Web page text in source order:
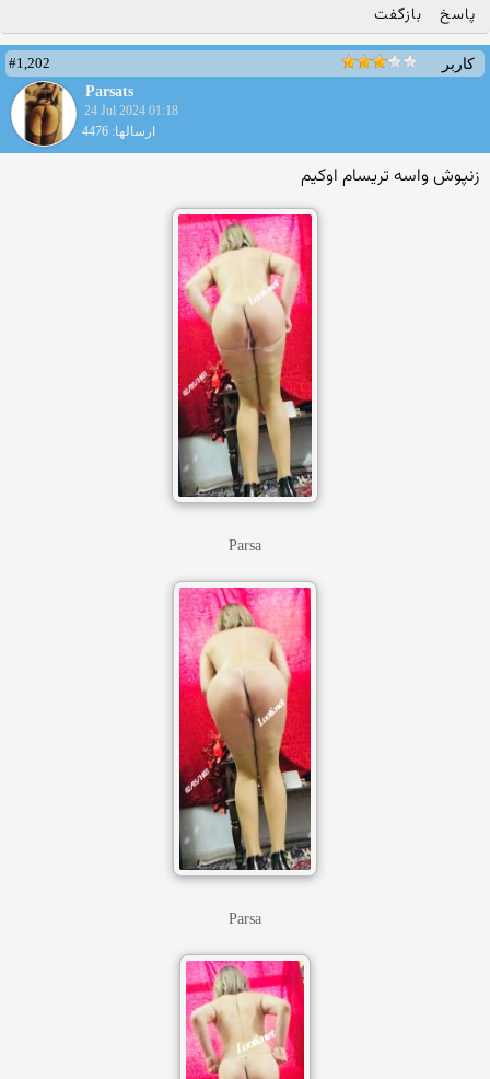
پاسخ بازگفت
کاربر
#1,202
Parsats
24 Jul 2024 01:18
ارسالها: 4476
زنپوش واسه تریسام اوکیم
Parsa
Parsa